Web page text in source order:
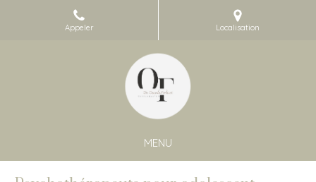
Appeler Localisation
MENU